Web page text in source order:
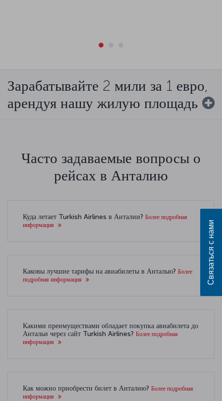
Зарабатывайте 2 мили за 1 евро,
арендуя нашу жилую площадь
Часто задаваемые вопросы о
рейсах в Анталию
Куда летает Turkish Airlines в Анталии? Более подробная
информация
Каковы лучшие тарифы на авиабилеты в Анталью? Более
подробная информация
Какими преимуществами обладает покупка авиабилета до
Антальи через сайт Turkish Airlines? Более подробная
информация
Как можно приобрести билет в Анталию? Более подробная
информация
Связаться с нами